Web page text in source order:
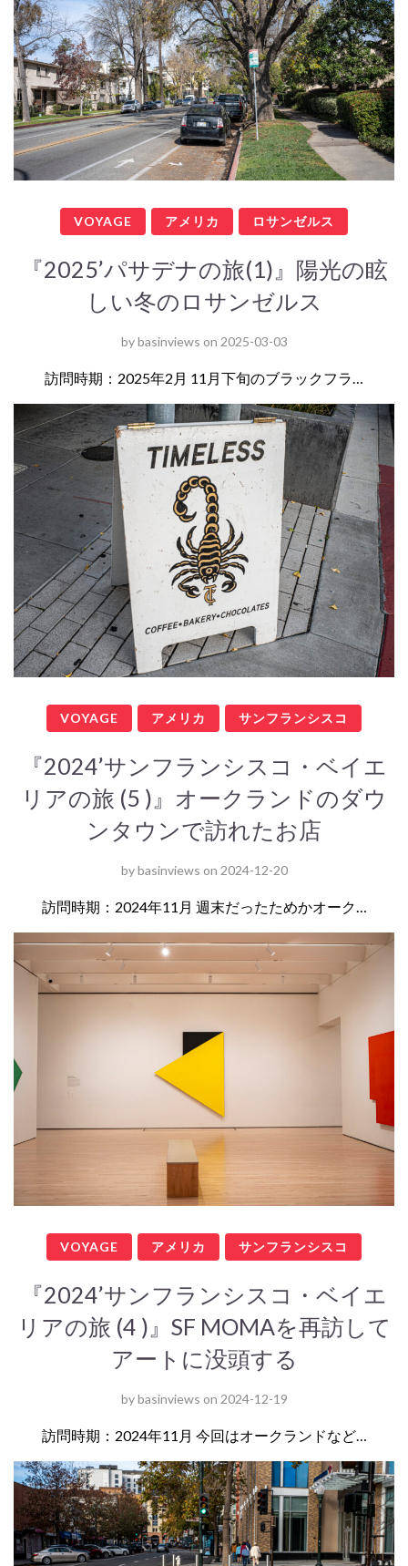
VOYAGE アメリカ ロサンゼルス
『2025’パサデナの旅(1)』陽光の眩
しい冬のロサンゼルス
bybasinviews on 2025-03-03
訪問時期：2025年2月 11月下旬のブラックフラ…
VOYAGE アメリカ サンフランシスコ
『2024’サンフランシスコ・ベイエ
リアの旅 (5 )』オークランドのダウ
ンタウンで訪れたお店
bybasinviews on 2024-12-20
訪問時期：2024年11月 週末だったためかオーク…
VOYAGE アメリカ サンフランシスコ
『2024’サンフランシスコ・ベイエ
リアの旅 (4 )』SF MOMAを再訪して
アートに没頭する
bybasinviews on 2024-12-19
訪問時期：2024年11月 今回はオークランドなど…